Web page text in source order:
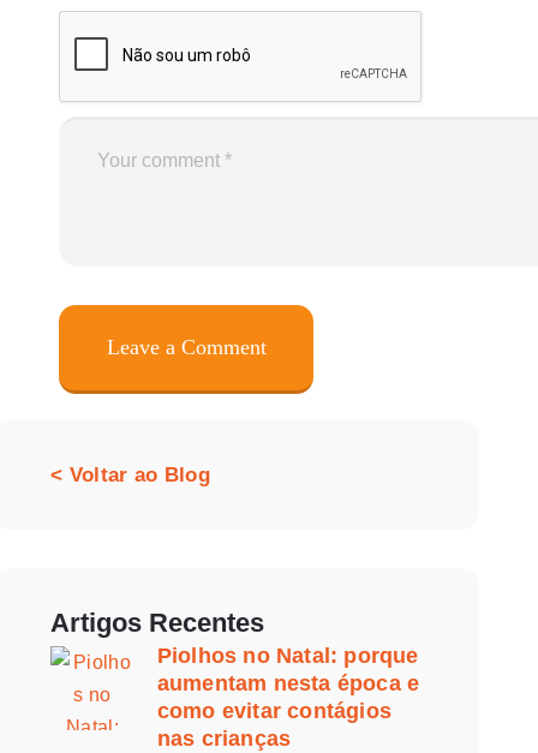
< Voltar ao Blog
Artigos Recentes
Piolhos no Natal: porque
aumentam nesta época e
como evitar contágios
nas crianças